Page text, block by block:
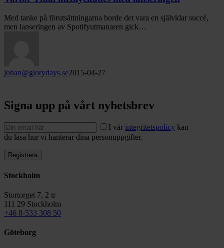
lanseringen
Med tanke på förutsättningarna borde det vara en självklar succé,
men lanseringen av Spotifyutmanaren gick…
johan@glorydays.se2015-04-27
Signa upp på vårt nyhetsbrev
I vår integritetspolicy kan
du läsa hur vi hanterar dina personuppgifter.
Stockholm
Stortorget 7, 2 tr
111 29 Stockholm
+46 8-533 308 50
Göteborg